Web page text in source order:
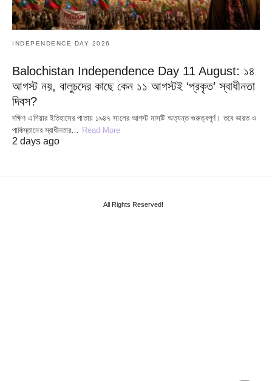
INDEPENDENCE DAY 2026
Balochistan Independence Day 11 August: ১৪
আগস্ট নয়, বালুচদের কাছে কেন ১১ আগস্টই ‘প্রকৃত’ স্বাধীনতা
দিবস?
দক্ষিণ এশিয়ার ইতিহাসের পাতায় ১৯৪৭ সালের আগস্ট মাসটি অত্যন্ত গুরুত্বপূর্ণ। তবে ভারত ও
পাকিস্তানের স্বাধীনতার… Read More
2 days ago
All Rights Reserved!